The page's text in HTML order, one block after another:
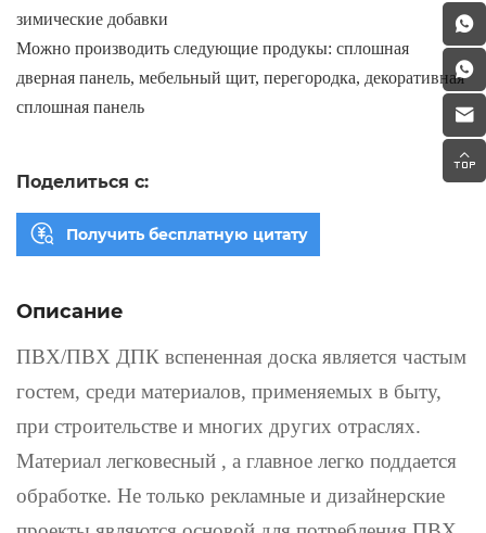
зимические добавки
Можно производить следующие продукы: сплошная
дверная панель, мебельный щит, перегородка, декоративная
сплошная панель
Поделиться с:
Получить бесплатную цитату
Описание
ПВХ/ПВХ ДПК вспененная доска является частым
гостем, среди материалов, применяемых в быту,
при строительстве и многих других отраслях.
Материал легковесный , а главное легко поддается
обработке. Не только рекламные и дизайнерские